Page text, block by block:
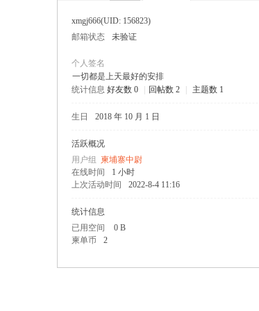
寨柬
xmgj666(UID: 156823)
邮箱状态
未验证
个人签名
一切都是上天最好的安排
统计信息 好友数 0 回帖数 2 主题数 1
生日 2018 年 10 月 1 日
活跃概况
用户组 柬埔寨中尉
在线时间
1 小时
上次活动时间
2022-8-4 11:16
统计信息
已用空间
0 B
柬单币
2